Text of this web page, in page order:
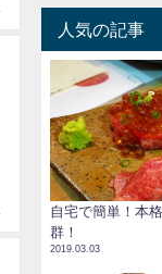
人気の記事
自宅で簡単！本
群！
2019.03.03